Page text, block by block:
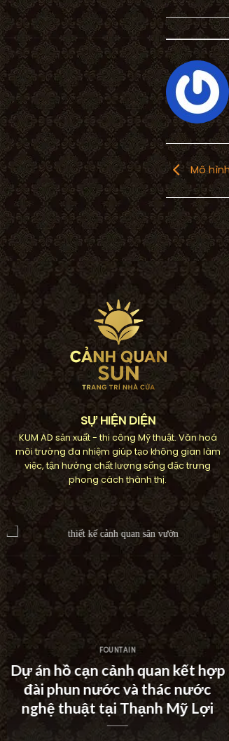
Mô
SỰ HIỆN DIỆN
KUM AD sản xuất - thi công Mỹ thuật. Văn hoá
môi trường đa nhiệm giúp tạo không gian làm
việc, tận hưởng chất lượng sống đặc trưng
phong cách thành thị.
FOUNTAIN
Dự án thác nước tường hiện đại
tại Khu Dân Cư Hà Đô Villa